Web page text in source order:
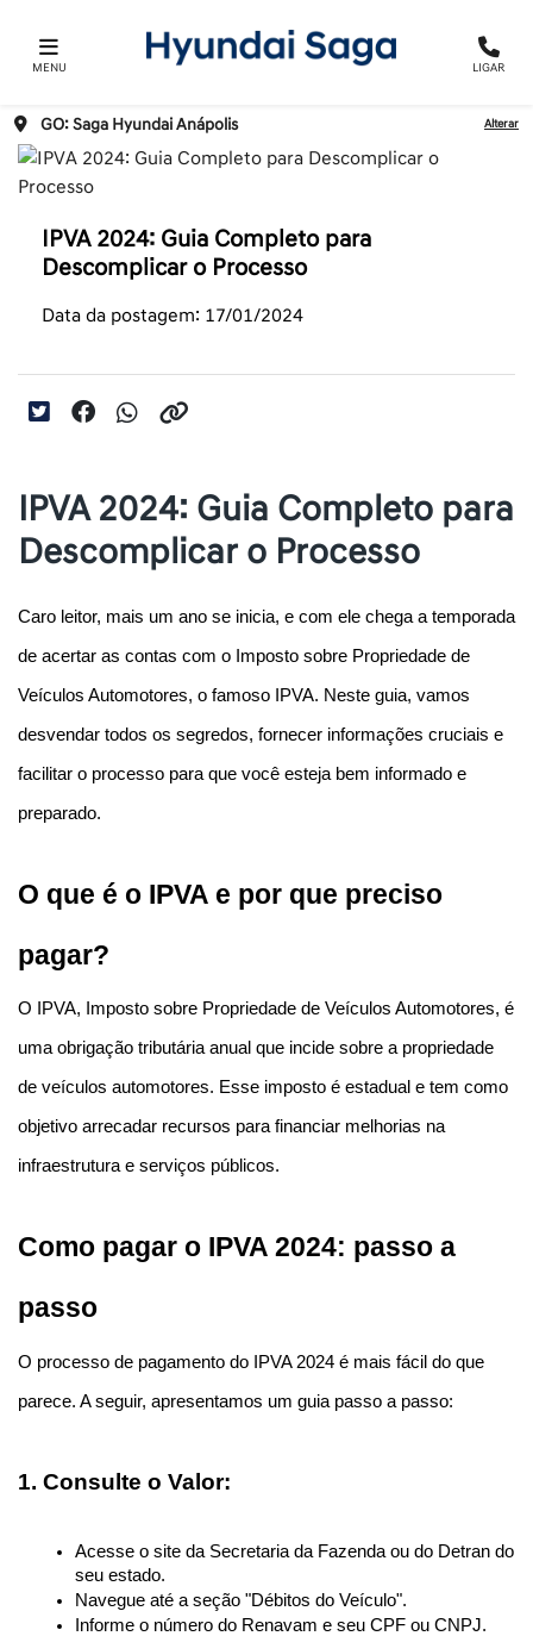
MENU LIGAR
GO: Saga Hyundai Anápolis Alterar
IPVA 2024: Guia Completo para
Descomplicar o Processo
Data da postagem: 17/01/2024
IPVA 2024: Guia Completo para
Descomplicar o Processo
Caro leitor, mais um ano se inicia, e com ele chega a temporada
de acertar as contas com o Imposto sobre Propriedade de
Veículos Automotores, o famoso IPVA. Neste guia, vamos
desvendar todos os segredos, fornecer informações cruciais e
facilitar o processo para que você esteja bem informado e
preparado.
O que é o IPVA e por que preciso
pagar?
O IPVA, Imposto sobre Propriedade de Veículos Automotores, é
uma obrigação tributária anual que incide sobre a propriedade
de veículos automotores. Esse imposto é estadual e tem como
objetivo arrecadar recursos para financiar melhorias na
infraestrutura e serviços públicos.
Como pagar o IPVA 2024: passo a
passo
O processo de pagamento do IPVA 2024 é mais fácil do que
parece. A seguir, apresentamos um guia passo a passo:
1. Consulte o Valor:
Acesse o site da Secretaria da Fazenda ou do Detran do
seu estado.
Navegue até a seção "Débitos do Veículo".
Informe o número do Renavam e seu CPF ou CNPJ.